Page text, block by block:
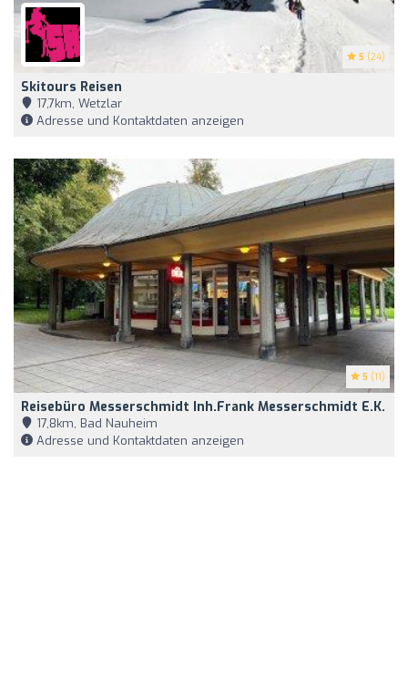
5 (24)
Skitours Reisen
17,7km, Wetzlar
Adresse und Kontaktdaten anzeigen
5 (11)
Reisebüro Messerschmidt Inh.Frank Messerschmidt E.K.
17,8km, Bad Nauheim
Adresse und Kontaktdaten anzeigen